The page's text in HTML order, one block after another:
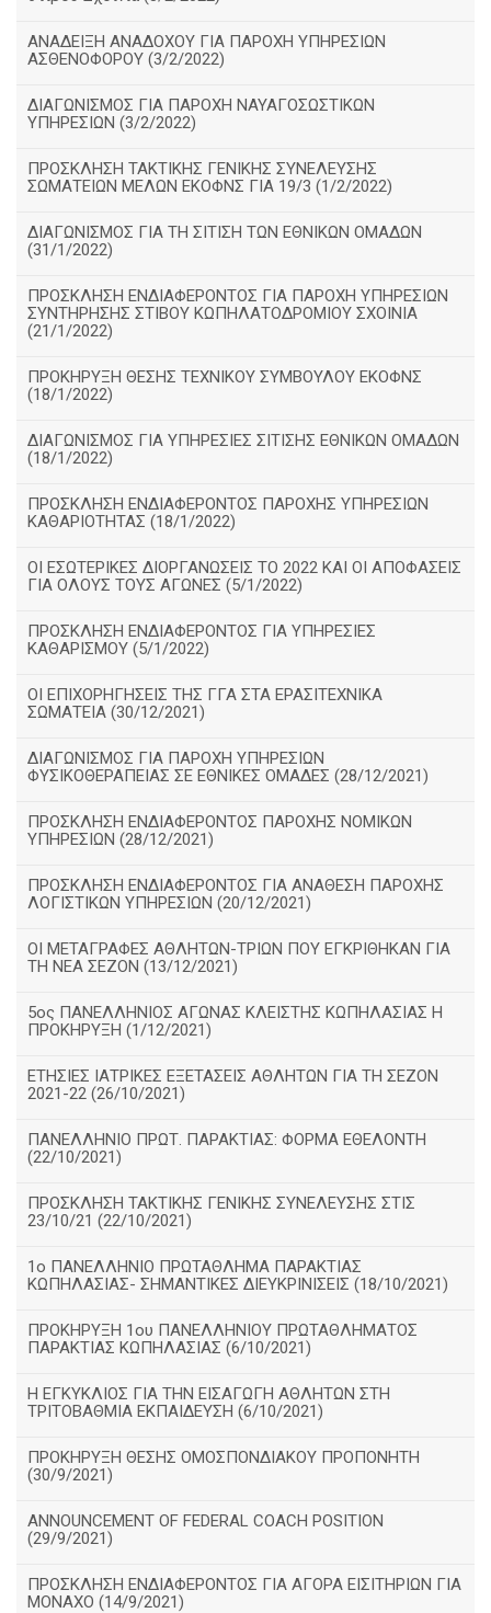
ΑΝΑΔΕΙΞΗ ΑΝΑΔΟΧΟΥ ΓΙΑ ΠΑΡΟΧΗ ΥΠΗΡΕΣΙΩΝ
ΑΣΘΕΝΟΦΟΡΟΥ (3/2/2022)
ΔΙΑΓΩΝΙΣΜΟΣ ΓΙΑ ΠΑΡΟΧΗ ΝΑΥΑΓΟΣΩΣΤΙΚΩΝ
ΥΠΗΡΕΣΙΩΝ (3/2/2022)
ΠΡΟΣΚΛΗΣΗ ΤΑΚΤΙΚΗΣ ΓΕΝΙΚΗΣ ΣΥΝΕΛΕΥΣΗΣ
ΣΩΜΑΤΕΙΩΝ ΜΕΛΩΝ ΕΚΟΦΝΣ ΓΙΑ 19/3 (1/2/2022)
ΔΙΑΓΩΝΙΣΜΟΣ ΓΙΑ ΤΗ ΣΙΤΙΣΗ ΤΩΝ ΕΘΝΙΚΩΝ ΟΜΑΔΩΝ
(31/1/2022)
ΠΡΟΣΚΛΗΣΗ ΕΝΔΙΑΦΕΡΟΝΤΟΣ ΓΙΑ ΠΑΡΟΧΗ ΥΠΗΡΕΣΙΩΝ
ΣΥΝΤΗΡΗΣΗΣ ΣΤΙΒΟΥ ΚΩΠΗΛΑΤΟΔΡΟΜΙΟΥ ΣΧΟΙΝΙΑ
(21/1/2022)
ΠΡΟΚΗΡΥΞΗ ΘΕΣΗΣ ΤΕΧΝΙΚΟΥ ΣΥΜΒΟΥΛΟΥ ΕΚΟΦΝΣ
(18/1/2022)
ΔΙΑΓΩΝΙΣΜΟΣ ΓΙΑ ΥΠΗΡΕΣΙΕΣ ΣΙΤΙΣΗΣ ΕΘΝΙΚΩΝ ΟΜΑΔΩΝ
(18/1/2022)
ΠΡΟΣΚΛΗΣΗ ΕΝΔΙΑΦΕΡΟΝΤΟΣ ΠΑΡΟΧΗΣ ΥΠΗΡΕΣΙΩΝ
ΚΑΘΑΡΙΟΤΗΤΑΣ (18/1/2022)
ΟΙ ΕΣΩΤΕΡΙΚΕΣ ΔΙΟΡΓΑΝΩΣΕΙΣ ΤΟ 2022 ΚΑΙ ΟΙ ΑΠΟΦΑΣΕΙΣ
ΓΙΑ ΟΛΟΥΣ ΤΟΥΣ ΑΓΩΝΕΣ (5/1/2022)
ΠΡΟΣΚΛΗΣΗ ΕΝΔΙΑΦΕΡΟΝΤΟΣ ΓΙΑ ΥΠΗΡΕΣΙΕΣ
ΚΑΘΑΡΙΣΜΟΥ (5/1/2022)
ΟΙ ΕΠΙΧΟΡΗΓΗΣΕΙΣ ΤΗΣ ΓΓΑ ΣΤΑ ΕΡΑΣΙΤΕΧΝΙΚΑ
ΣΩΜΑΤΕΙΑ (30/12/2021)
ΔΙΑΓΩΝΙΣΜΟΣ ΓΙΑ ΠΑΡΟΧΗ ΥΠΗΡΕΣΙΩΝ
ΦΥΣΙΚΟΘΕΡΑΠΕΙΑΣ ΣΕ ΕΘΝΙΚΕΣ ΟΜΑΔΕΣ (28/12/2021)
ΠΡΟΣΚΛΗΣΗ ΕΝΔΙΑΦΕΡΟΝΤΟΣ ΠΑΡΟΧΗΣ ΝΟΜΙΚΩΝ
ΥΠΗΡΕΣΙΩΝ (28/12/2021)
ΠΡΟΣΚΛΗΣΗ ΕΝΔΙΑΦΕΡΟΝΤΟΣ ΓΙΑ ΑΝΑΘΕΣΗ ΠΑΡΟΧΗΣ
ΛΟΓΙΣΤΙΚΩΝ ΥΠΗΡΕΣΙΩΝ (20/12/2021)
ΟΙ ΜΕΤΑΓΡΑΦΕΣ ΑΘΛΗΤΩΝ-ΤΡΙΩΝ ΠΟΥ ΕΓΚΡΙΘΗΚΑΝ ΓΙΑ
ΤΗ ΝΕΑ ΣΕΖΟΝ (13/12/2021)
5ος ΠΑΝΕΛΛΗΝΙΟΣ ΑΓΩΝΑΣ ΚΛΕΙΣΤΗΣ ΚΩΠΗΛΑΣΙΑΣ Η
ΠΡΟΚΗΡΥΞΗ (1/12/2021)
ΕΤΗΣΙΕΣ ΙΑΤΡΙΚΕΣ ΕΞΕΤΑΣΕΙΣ ΑΘΛΗΤΩΝ ΓΙΑ ΤΗ ΣΕΖΟΝ
2021-22 (26/10/2021)
ΠΑΝΕΛΛΗΝΙΟ ΠΡΩΤ. ΠΑΡΑΚΤΙΑΣ: ΦΟΡΜΑ ΕΘΕΛΟΝΤΗ
(22/10/2021)
ΠΡΟΣΚΛΗΣΗ ΤΑΚΤΙΚΗΣ ΓΕΝΙΚΗΣ ΣΥΝΕΛΕΥΣΗΣ ΣΤΙΣ
23/10/21 (22/10/2021)
1ο ΠΑΝΕΛΛΗΝΙΟ ΠΡΩΤΑΘΛΗΜΑ ΠΑΡΑΚΤΙΑΣ
ΚΩΠΗΛΑΣΙΑΣ- ΣΗΜΑΝΤΙΚΕΣ ΔΙΕΥΚΡΙΝΙΣΕΙΣ (18/10/2021)
ΠΡΟΚΗΡΥΞΗ 1ου ΠΑΝΕΛΛΗΝΙΟΥ ΠΡΩΤΑΘΛΗΜΑΤΟΣ
ΠΑΡΑΚΤΙΑΣ ΚΩΠΗΛΑΣΙΑΣ (6/10/2021)
Η ΕΓΚΥΚΛΙΟΣ ΓΙΑ ΤΗΝ ΕΙΣΑΓΩΓΗ ΑΘΛΗΤΩΝ ΣΤΗ
ΤΡΙΤΟΒΑΘΜΙΑ ΕΚΠΑΙΔΕΥΣΗ (6/10/2021)
ΠΡΟΚΗΡΥΞΗ ΘΕΣΗΣ ΟΜΟΣΠΟΝΔΙΑΚΟΥ ΠΡΟΠΟΝΗΤΗ
(30/9/2021)
ANNOUNCEMENT OF FEDERAL COACH POSITION
(29/9/2021)
ΠΡΟΣΚΛΗΣΗ ΕΝΔΙΑΦΕΡΟΝΤΟΣ ΓΙΑ ΑΓΟΡΑ ΕΙΣΙΤΗΡΙΩΝ ΓΙΑ
ΜΟΝΑΧΟ (14/9/2021)